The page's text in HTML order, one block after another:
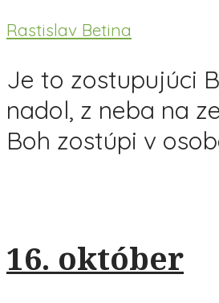
Rastislav Betina
Je to zostupujúci
nadol, z neba na
Boh zostúpi v
16. október